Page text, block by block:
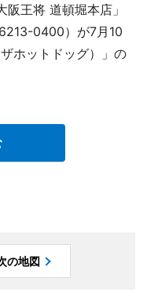
王将 道頓堀本店」
0400）が7月10
ホットドッグ）」の
の地図